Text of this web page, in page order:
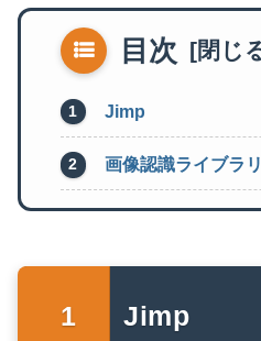
目次
Jimp
画像認識ライブラリ
Jimp